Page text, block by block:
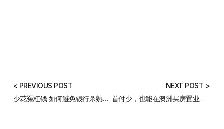
< PREVIOUS POST
少花冤枉钱 如何避免银行杀熟！——8月澳洲房贷利率总结
NEXT POST >
首付少，也能在澳洲买房置业！少首付买房的3种方法